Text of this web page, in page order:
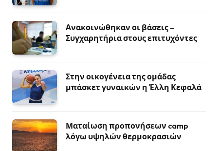
Ανακοινώθηκαν οι βάσεις –
Συγχαρητήρια στους επιτυχόντες
Στην οικογένεια της ομάδας
μπάσκετ γυναικών η Έλλη Κεφαλά
Ματαίωση προπονήσεων camp
λόγω υψηλών θερμοκρασιών